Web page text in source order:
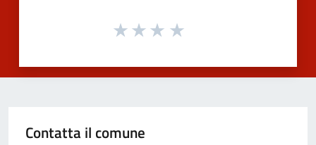
Contatta il comune